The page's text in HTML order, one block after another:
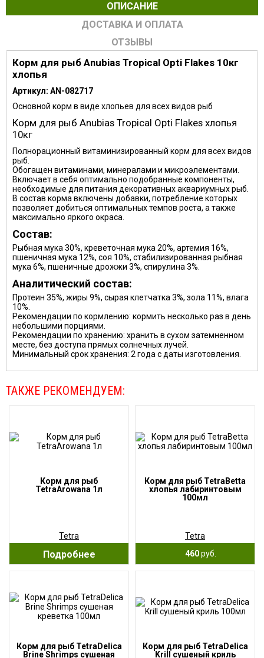
ОПИСАНИЕ
ДОСТАВКА И ОПЛАТА
ОТЗЫВЫ
Корм для рыб Anubias Tropical Opti Flakes 10кг
хлопья
Артикул: AN-082717
Основной корм в виде хлопьев для всех видов рыб
Корм для рыб Anubias Tropical Opti Flakes хлопья
10кг
Полнорационный витаминизированный корм для всех видов
рыб.
Обогащен витаминами, минералами и микроэлементами.
Включает в себя оптимально подобранные компоненты,
необходимые для питания декоративных аквариумных рыб.
В состав корма включены добавки, потребление которых
позволяет добиться оптимальных темпов роста, а также
максимально яркого окраса.
Состав:
Рыбная мука 30%, креветочная мука 20%, артемия 16%,
пшеничная мука 12%, соя 10%, стабилизированная рыбная
мука 6%, пшеничные дрожжи 3%, спирулина 3%.
Аналитический состав:
Протеин 35%, жиры 9%, сырая клетчатка 3%, зола 11%, влага
10%.
Рекомендации по кормлению: кормить несколько раз в день
небольшими порциями.
Рекомендации по хранению: хранить в сухом затемненном
месте, без доступа прямых солнечных лучей.
Минимальный срок хранения: 2 года с даты изготовления.
ТАКЖЕ РЕКОМЕНДУЕМ:
Корм для рыб
TetraArowana 1л
Tetra
Подробнее
Корм для рыб TetraBetta
хлопья лабиринтовым
100мл
Tetra
460руб.
Корм для рыб TetraDelica
Brine Shrimps сушеная
Корм для рыб TetraDelica
Krill сушеный криль